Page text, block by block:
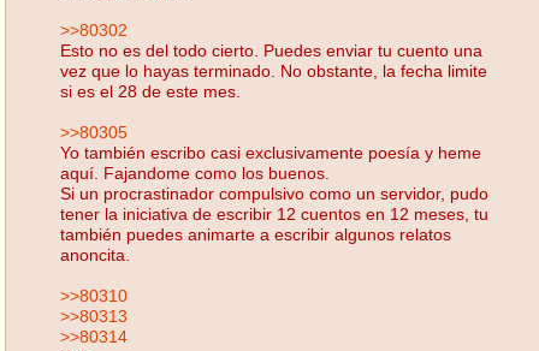
>>80302
Esto no es del todo cierto. Puedes enviar tu cuento una
vez que lo hayas terminado. No obstante, la fecha limite
si es el 28 de este mes.
>>80305
Yo también escribo casi exclusivamente poesía y heme
aquí. Fajandome como los buenos.
Si un procrastinador compulsivo como un servidor, pudo
tener la iniciativa de escribir 12 cuentos en 12 meses, tu
también puedes animarte a escribir algunos relatos
anoncita.
>>80310
>>80313
>>80314